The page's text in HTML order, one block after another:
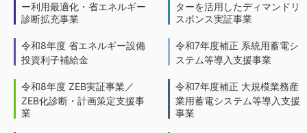
ー利用最適化・省エネルギー
診断拡充事業
令和8年度 省エネルギー設備
投資利子補給金
令和8年度 ZEB実証事業／
ZEB化診断・計画策定支援事
業
ターを活用したディマンドリ
スポンス実証事業
令和7年度補正 系統用蓄電シ
ステム等導入支援事業
令和7年度補正 大規模業務産
業用蓄電システム等導入支援
事業